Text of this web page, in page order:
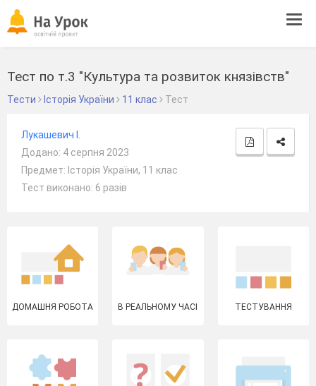
Тест по т.3 "Культура та розвиток князівств"
Тести Історія України 11 клас Тест
Лукашевич І.
Додано: 4 серпня 2023
Предмет: Історія України, 11 клас
Тест виконано: 6 разів
ДОМАШНЯ РОБОТА В РЕАЛЬНОМУ ЧАСІ ТЕСТУВАННЯ